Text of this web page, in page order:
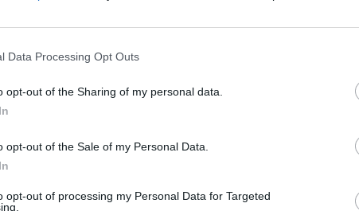
Data Processing Opt Outs
opt-out of the Sharing of my personal data.
opt-out of the Sale of my Personal Data.
opt-out of processing my Personal Data for Targeted
il Servizio prenotazione
dal sito
o all’indirizzo e-mail:
.§
si metterà in comunicazione con
i tempi e le modalità del servizio
di apposito tesserino di
sarà solo quello amministrativo, che si